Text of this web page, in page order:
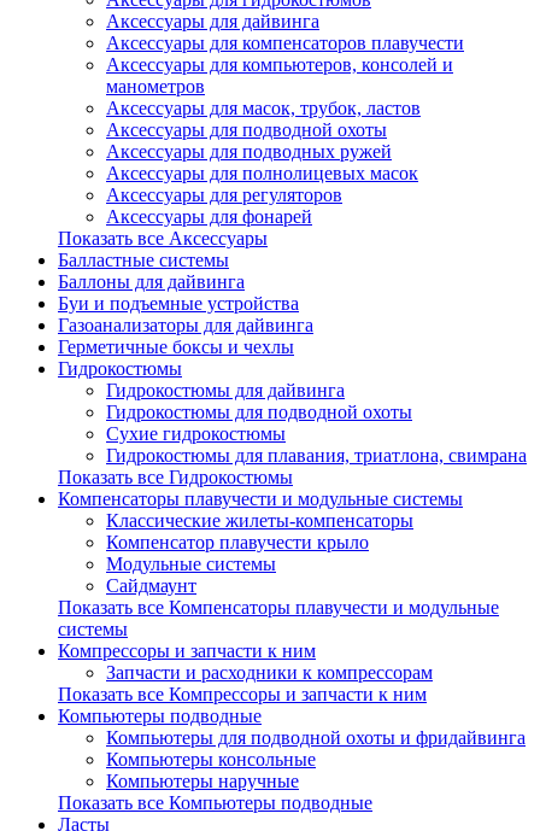
Аксессуары для дайвинга
Аксессуары для компенсаторов плавучести
Аксессуары для компьютеров, консолей и
манометров
Аксессуары для масок, трубок, ластов
Аксессуары для подводной охоты
Аксессуары для подводных ружей
Аксессуары для полнолицевых масок
Аксессуары для регуляторов
Аксессуары для фонарей
Показать все Аксессуары
Балластные системы
Баллоны для дайвинга
Буи и подъемные устройства
Газоанализаторы для дайвинга
Герметичные боксы и чехлы
Гидрокостюмы
Гидрокостюмы для дайвинга
Гидрокостюмы для подводной охоты
Сухие гидрокостюмы
Гидрокостюмы для плавания, триатлона, свимрана
Показать все Гидрокостюмы
Компенсаторы плавучести и модульные системы
Классические жилеты-компенсаторы
Компенсатор плавучести крыло
Модульные системы
Сайдмаунт
Показать все Компенсаторы плавучести и модульные
системы
Компрессоры и запчасти к ним
Запчасти и расходники к компрессорам
Показать все Компрессоры и запчасти к ним
Компьютеры подводные
Компьютеры для подводной охоты и фридайвинга
Компьютеры консольные
Компьютеры наручные
Показать все Компьютеры подводные
Ласты